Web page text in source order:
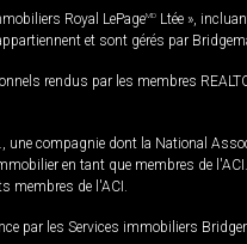
Royal LePageMD Ltée »,
et sont gérés par
rendus par les membres
compagnie dont la National
en tant que membres de
membres de l'ACI.
par les Services immobiliers